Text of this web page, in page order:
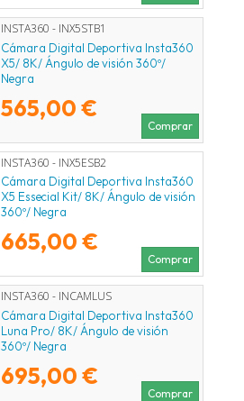
INSTA360 - INX5STB1
Cámara Digital Deportiva Insta360
X5/ 8K/ Ángulo de visión 360º/
Negra
565,00 €
Comprar
INSTA360 - INX5ESB2
Cámara Digital Deportiva Insta360
X5 Essecial Kit/ 8K/ Ángulo de visión
360º/ Negra
665,00 €
Comprar
INSTA360 - INCAMLUS
Cámara Digital Deportiva Insta360
Luna Pro/ 8K/ Ángulo de visión
360º/ Negra
695,00 €
Comprar